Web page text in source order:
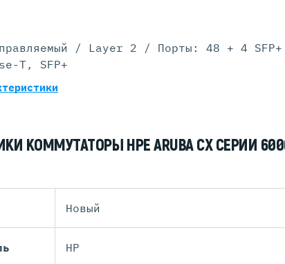
/ Layer 2 / Порты: 48 + 4
T, SFP+
КОММУТАТОРЫ HPE ARUBA CX СЕРИИ
Новый
HP